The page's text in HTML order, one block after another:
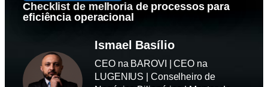
Checklist de melhoria de processos para
eficiência operacional
Ismael Basílio
CEO na BAROVI | CEO na
LUGENIUS | Conselheiro de